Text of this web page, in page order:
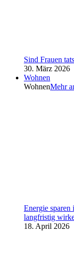
Sind Frauen
30. März 2026
Wohnen
WohnenMehr
Energie
langfristig
18. April 2026